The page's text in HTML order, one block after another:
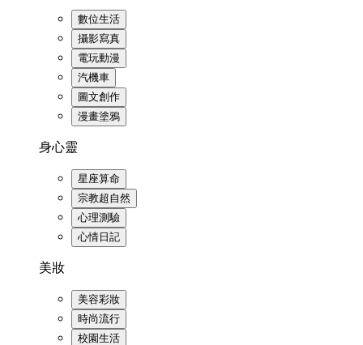
數位生活
攝影寫真
電玩動漫
汽機車
圖文創作
漫畫塗鴉
身心靈
星座算命
宗教超自然
心理測驗
心情日記
美妝
美容彩妝
時尚流行
校園生活